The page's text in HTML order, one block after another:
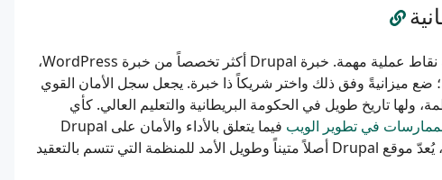
بالنسبة للمنظمات البريطانية التي تزن خيار Drupal، ثمة نقاط عملية مهمة. خبرة Drupal أكثر تخصصاً من خبرة WordPress،
ميزانيةً وفق ذلك واختر شريكاً ذا خبرة. يجعل سجل الأمان القوي
ولها تاريخ طويل في الحكومة البريطانية والتعليم العالي. كأي
في تطوير الويب
فيما يتعلق بالأداء والأمان على Drupal
تماماً كما يسري على أي نظام آخر. عند تنفيذه بشكل جيد، يُعدّ موقع Drupal أصلاً متيناً وطويل الأمد للمنظمة التي تتسم بالتعقيد